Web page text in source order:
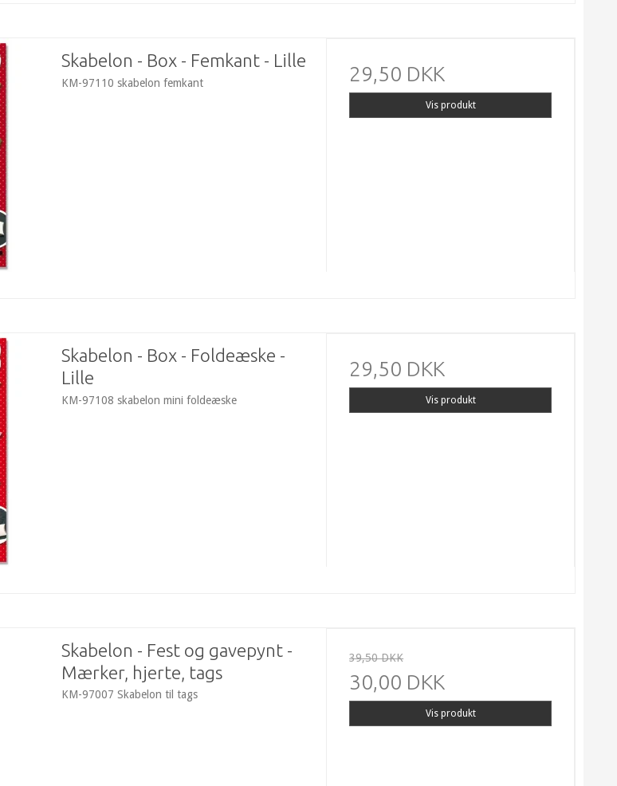
Skabelon - Box - Femkant - Lille
KM-97110 skabelon femkant 29,50 DKK
Vis produkt
Skabelon - Box - Foldeæske -
Lille
KM-97108 skabelon mini foldeæske
29,50 DKK
Vis produkt
Skabelon - Fest og gavepynt -
Mærker, hjerte, tags
KM-97007 Skabelon til tags
39,50 DKK
30,00 DKK
Vis produkt